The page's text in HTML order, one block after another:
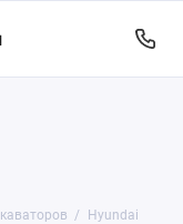
Hyundai